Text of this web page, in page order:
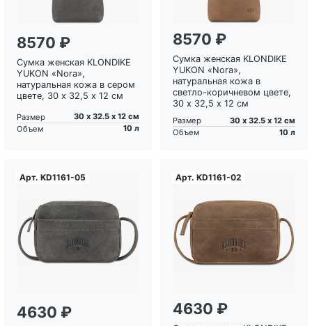
8570 ₽
Сумка женская KLONDIKE
YUKON «Nora»,
натуральная кожа в сером
цвете, 30 х 32,5 х 12 см
Размер
30 х 32.5 х 12 см
Объем
10 л
8570 ₽
Сумка женская KLONDIKE
YUKON «Nora»,
натуральная кожа в
светло-коричневом цвете,
30 х 32,5 х 12 см
Размер
30 х 32.5 х 12 см
Объем
10 л
Арт. KD1161-05
Загрузка...
4630 ₽
Арт. KD1161-02
4630 ₽